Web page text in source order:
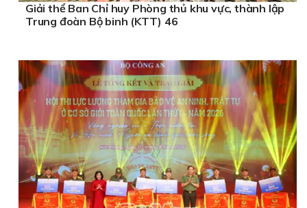
Giải thể Ban Chỉ huy Phòng thủ khu vực, thành lập
Trung đoàn Bộ binh (KTT) 46